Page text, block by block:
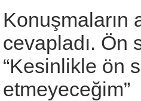
Konuşmaların
cevapladı. Ön
“Kesinlikle ön
etmeyeceğim”